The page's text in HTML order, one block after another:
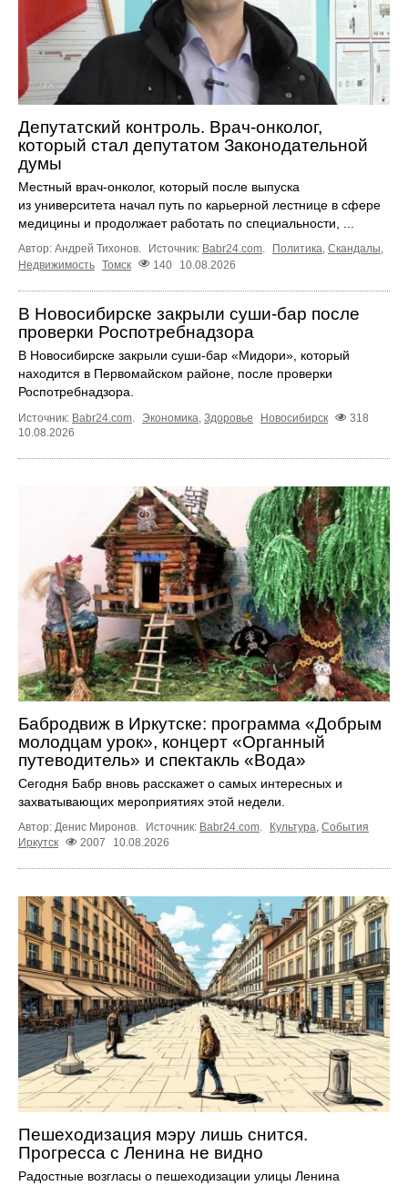
Депутатский контроль. Врач-онколог,
который стал депутатом Законодательной
думы
Местный врач-онколог, который после выпуска
из университета начал путь по карьерной лестнице в сфере
медицины и продолжает работать по специальности, ...
Автор: Андрей Тихонов. Источник: Babr24.com. Политика, Скандалы,
Недвижимость Томск 140 10.08.2026
В Новосибирске закрыли суши-бар после
проверки Роспотребнадзора
В Новосибирске закрыли суши-бар «Мидори», который
находится в Первомайском районе, после проверки
Роспотребнадзора.
Источник: Babr24.com Экономика Здоровье Новосибирск
318
10.08.2026
Бабродвиж в Иркутске: программа «Добрым
молодцам урок», концерт «Органный
путеводитель» и спектакль «Вода»
Сегодня Бабр вновь расскажет о самых интересных и
захватывающих мероприятиях этой недели.
Автор: Денис Миронов. Источник: Babr24.com. Культура, События
Иркутск
2007 10.08.2026
Пешеходизация мэру лишь снится.
Прогресса с Ленина не видно
Радостные возгласы о пешеходизации улицы Ленина